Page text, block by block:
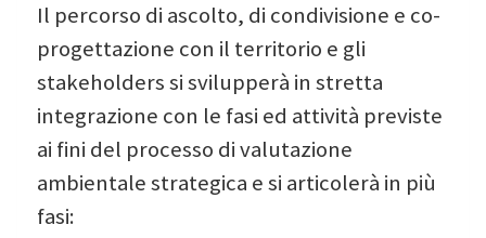
Il percorso di ascolto, di condivisione e co-
progettazione con il territorio e gli
stakeholders si svilupperà in stretta
integrazione con le fasi ed attività previste
ai fini del processo di valutazione
ambientale strategica e si articolerà in più
fasi: